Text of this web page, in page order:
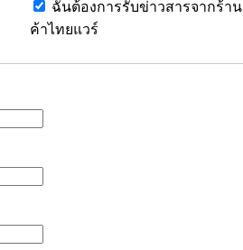
ฉันต้องการรับข่าวสารจากร้าน
ค้าไทยแวร์